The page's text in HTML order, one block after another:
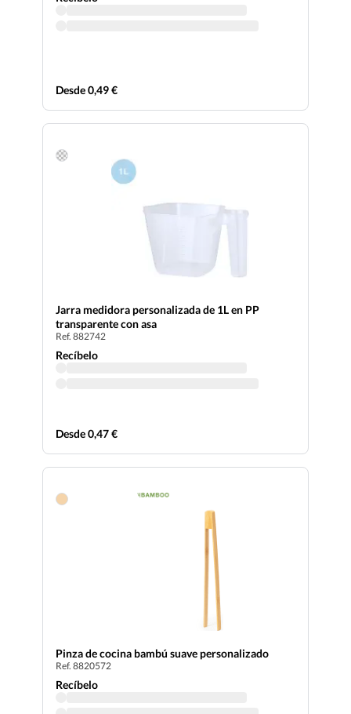
Desde 0,49 €
Jarra medidora personalizada de 1L en PP
transparente con asa
Ref. 882742
Recíbelo
Desde 0,47 €
Pinza de cocina bambú suave personalizado
Ref. 8820572
Recíbelo